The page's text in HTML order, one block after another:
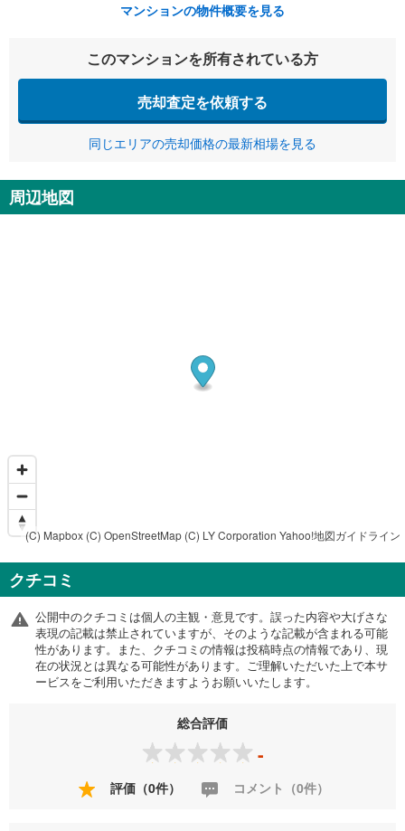
マンションの物件概要を見る
このマンションを所有されている方
売却査定を依頼する
同じエリアの売却価格の最新相場を見る
周辺地図
(C) Mapbox (C) OpenStreetMap (C) LY Corporation Yahoo!地図ガイドライン
クチコミ
公開中のクチコミは個人の主観・意見です。誤った内容や大げさな
表現の記載は禁止されていますが、そのような記載が含まれる可能
性があります。また、クチコミの情報は投稿時点の情報であり、現
在の状況とは異なる可能性があります。ご理解いただいた上で本サ
ービスをご利用いただきますようお願いいたします。
総合評価
-
評価（0件） コメント（0件）